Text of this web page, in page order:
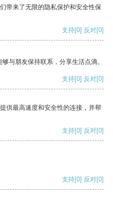
带来了无限的隐私保护和安全性保
支持[0] 反对[0]
与朋友保持联系，分享生活点滴。
支持[0] 反对[0]
供最高速度和安全性的连接，并帮
支持[0] 反对[0]
支持[0] 反对[0]